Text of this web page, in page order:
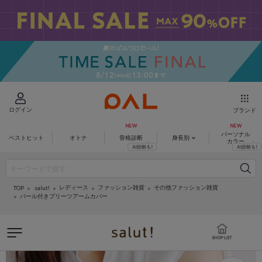
ログイン ブランド
ベストヒット オトナ 骨格診断 身長別
パーソナル
カラー
TOP salut! レディース ファッション雑貨
その他ファッション雑貨
パール付きプリーツアームカバー